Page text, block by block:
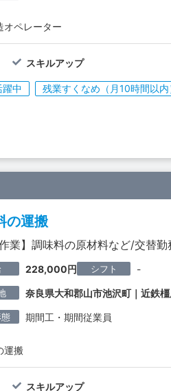
オペレーター
スキルアップ
中 残業すくなめ（月10時間以内
の運搬
作業】調味料の原材料など/交替
228,000円 シフト -
奈良県大和郡山市池沢町｜近鉄
期間工・期間従業員
運搬
スキルアップ